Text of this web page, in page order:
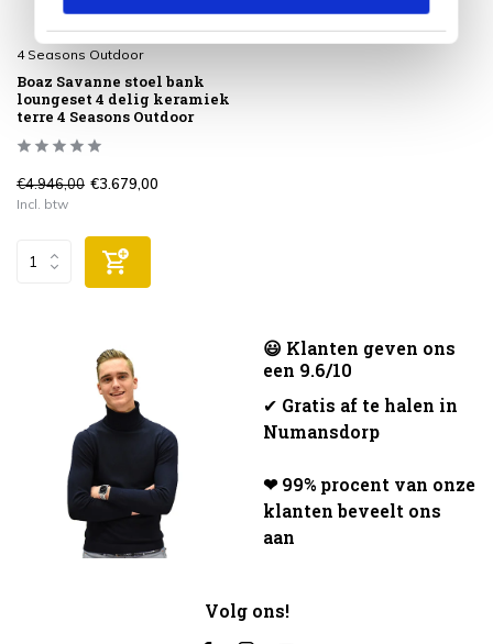
4 Seasons Outdoor
Boaz Savanne stoel bank
loungeset 4 delig keramiek
terre 4 Seasons Outdoor
€4.946,00 €3.679,00
Incl. btw
😃 Klanten geven ons
een 9.6/10
✔ Gratis af te halen in
Numansdorp
❤ 99% procent van onze
klanten beveelt ons
aan
Volg ons!